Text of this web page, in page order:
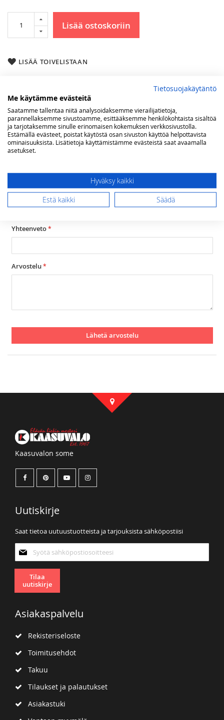
Lisää ostoskoriin
LISÄÄ TOIVELISTAAN
Olet arvostelemassa:
Maakaasulieden asennus 50-60cm liedet,
Helsingissä 00100-00550 alueet
Arviosi
star
stars
stars
stars
stars
Nimimerkki
Yhteenveto
Arvostelu
Lähetä arvostelu
Kaasuvalon some
Uutiskirje
Saat tietoa uutuustuotteista ja tarjouksista sähköpostiisi
uutiskirjeemme:
Tilaa
uutiskirje
Asiakaspalvelu
Rekisteriseloste
Toimitusehdot
Takuu
Tilaukset ja palautukset
Asiakastuki
Tietosuojakäytäntö
Me käytämme evästeitä
Saatamme tallentaa niitä analysoidaksemme vierailijatietoja,
parannellaksemme sivustoamme, esittääksemme henkilökohtaista sisältöä
ja tarjotaksemme sinulle erinomaisen kokemuksen verkkosivustolla.
Estämällä evästeet, poistat käytöstä osan sivuston käyttöä helpottavista
ominaisuuksista. Lisätietoja käyttämistämme evästeistä saat avaamalla
asetukset.
Hyväksy kaikki
Estä kaikki Säädä